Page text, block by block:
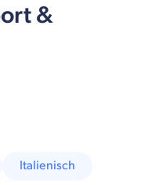
&
Italienisch